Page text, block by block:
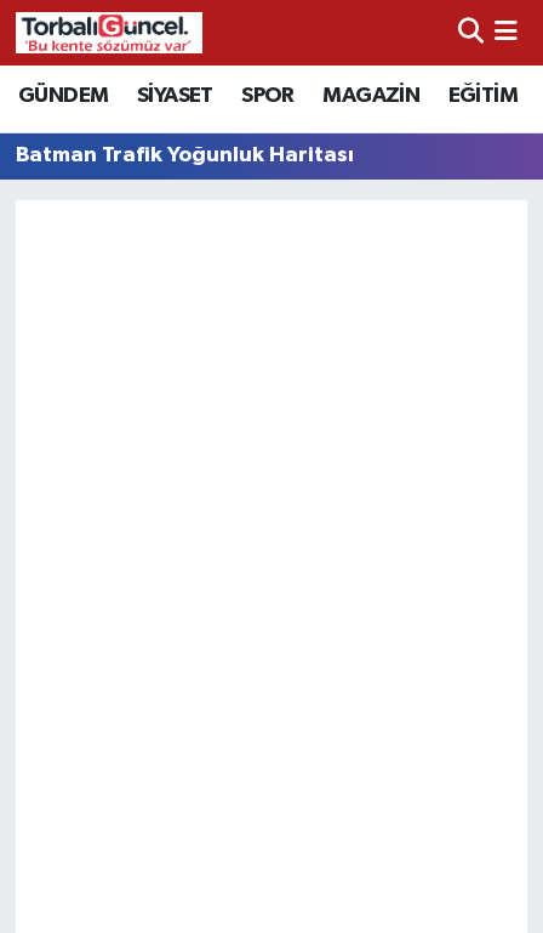
GÜNDEM SİYASET SPOR MAGAZİN EĞİTİM
Batman Trafik Yoğunluk Haritası
İzmir Nöbetçi Eczaneler
İzmir Hava Durumu